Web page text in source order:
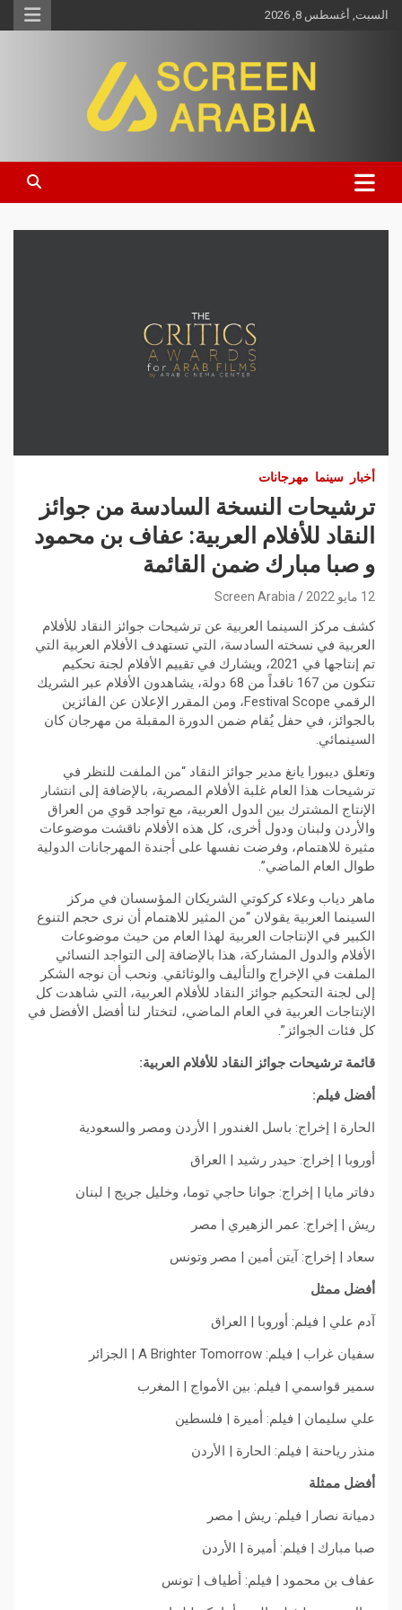
السبت, أغسطس 8, 2026
Screen Arabia
أخبار سينما مهرجانات
ترشيحات النسخة السادسة من جوائز
النقاد للأفلام العربية: عفاف بن محمود
و صبا مبارك ضمن القائمة
12 مايو 2022 Screen Arabia
كشف مركز السينما العربية عن ترشيحات جوائز النقاد للأفلام
العربية في نسخته السادسة، التي تستهدف الأفلام العربية التي
تم إنتاجها في 2021، ويشارك في تقييم الأفلام لجنة تحكيم
تتكون من 167 ناقداً من 68 دولة، يشاهدون الأفلام عبر الشريك
الرقمي Festival Scope، ومن المقرر الإعلان عن الفائزين
بالجوائز، في حفل يُقام ضمن الدورة المقبلة من مهرجان كان
السينمائي.
وتعلق ديبورا يانغ مدير جوائز النقاد “من الملفت للنظر في
ترشيحات هذا العام غلبة الأفلام المصرية، بالإضافة إلى انتشار
الإنتاج المشترك بين الدول العربية، مع تواجد قوي من العراق
والأردن ولبنان ودول أخرى، كل هذه الأفلام ناقشت موضوعات
مثيرة للاهتمام، وفرضت نفسها على أجندة المهرجانات الدولية
طوال العام الماضي”.
ماهر دياب وعلاء كركوتي الشريكان المؤسسان في مركز
السينما العربية يقولان “من المثير للاهتمام أن نرى حجم التنوع
الكبير في الإنتاجات العربية لهذا العام من حيث موضوعات
الأفلام والدول المشاركة، هذا بالإضافة إلى التواجد النسائي
الملفت في الإخراج والتأليف والوثائقي. ونحب أن نوجه الشكر
إلى لجنة التحكيم جوائز النقاد للأفلام العربية، التي شاهدت كل
الإنتاجات العربية في العام الماضي، لتختار لنا أفضل الأفضل في
كل فئات الجوائز”.
قائمة ترشيحات جوائز النقاد للأفلام العربية:
أفضل فيلم:
الحارة | إخراج: باسل الغندور | الأردن ومصر والسعودية
أوروبا | إخراج: حيدر رشيد | العراق
دفاتر مايا | إخراج: جوانا حاجي توما، وخليل جريج | لبنان
ريش | إخراج: عمر الزهيري | مصر
سعاد | إخراج: آيتن أمين | مصر وتونس
أفضل ممثل
آدم علي | فيلم: أوروبا | العراق
سفيان غراب | فيلم: A Brighter Tomorrow | الجزائر
سمير قواسمي | فيلم: بين الأمواج | المغرب
علي سليمان | فيلم: أميرة | فلسطين
منذر رياحنة | فيلم: الحارة | الأردن
أفضل ممثلة
دميانة نصار | فيلم: ريش | مصر
صبا مبارك | فيلم: أميرة | الأردن
عفاف بن محمود | فيلم: أطياف | تونس